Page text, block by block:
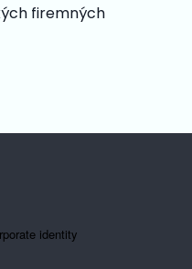
firemných